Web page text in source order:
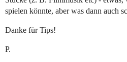
spielen könnte, aber was dann auch
Danke für Tips!
P.